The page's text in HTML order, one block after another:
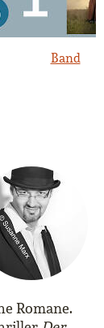
Band
Romane.